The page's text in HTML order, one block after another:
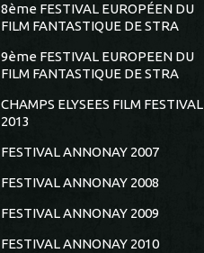
8ème FESTIVAL EUROPÉEN DU
FILM FANTASTIQUE DE STRA
9ème FESTIVAL EUROPEEN DU
FILM FANTASTIQUE DE STRA
CHAMPS ELYSEES FILM FESTIVAL
2013
FESTIVAL ANNONAY 2007
FESTIVAL ANNONAY 2008
FESTIVAL ANNONAY 2009
FESTIVAL ANNONAY 2010